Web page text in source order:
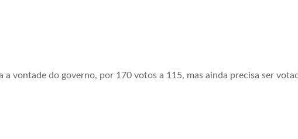
vontade do governo, por 170 votos a 115, mas ainda precisa ser